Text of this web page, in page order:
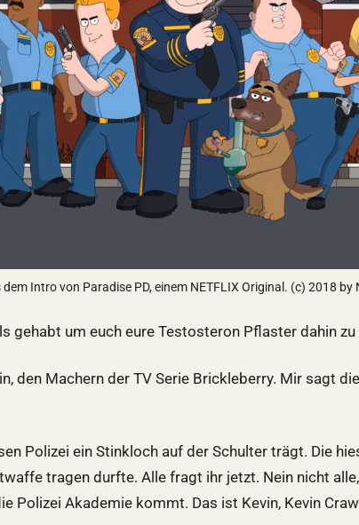
Intro von Paradise PD, einem NETFLIX Original. (c) 2018 by
gehabt um euch eure Testosteron Pflaster dahin
den Machern der TV Serie Brickleberry. Mir sagt
Polizei ein Stinkloch auf der Schulter trägt. Die
tragen durfte. Alle fragt ihr jetzt. Nein nicht
Polizei Akademie kommt. Das ist Kevin, Kevin